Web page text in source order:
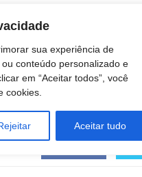
sua experiência de
conteúdo personalizado e
em “Aceitar todos”, você
cookies.
Aceitar tudo